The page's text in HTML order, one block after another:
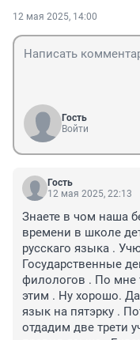
12 мая 2025, 14:00
Гость
Войти
Гость
12 мая 2025, 22:13
Знаете в чом наша
времени в школе
русскаго языка .
Государственные
филологов . По мне
этим . Ну хорошо.
язык на пятэрку .
отдадим две трети